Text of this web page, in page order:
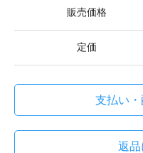
販売価格
定価
支払い
返品